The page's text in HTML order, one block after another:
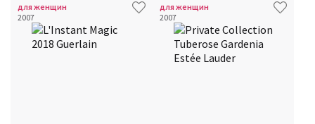
для женщин
2007
для женщин
2007